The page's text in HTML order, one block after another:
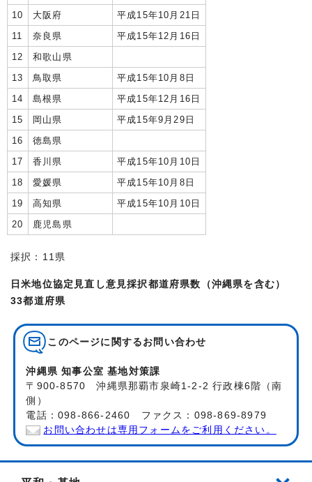
10
大阪府
平成15年10月21日
11
奈良県
平成15年12月16日
12
和歌山県
13
鳥取県
平成15年10月8日
14
島根県
平成15年12月16日
15
岡山県
平成15年9月29日
16
徳島県
17
香川県
平成15年10月10日
18
愛媛県
平成15年10月8日
19
高知県
平成15年10月10日
20
鹿児島県
採択：11県
日米地位協定見直し意見採択都道府県数（沖縄県を含む）
33都道府県
このページに関する お問い合わせ
沖縄県 知事公室 基地対策課
〒900-8570 沖縄県那覇市泉崎1-2-2 行政棟6階（南
側）
電話：098-866-2460 ファクス：098-869-8979
お問い合わせは専用フォームをご利用ください。